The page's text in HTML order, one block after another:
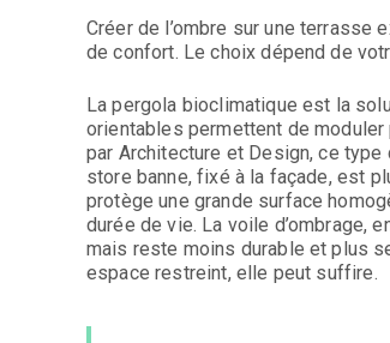
Créer de l’ombre sur une
de confort. Le choix dépend de
La pergola bioclimatique est la
orientables permettent de
par Architecture et Design, ce type
store banne, fixé à la façade, est
protège une grande surface
durée de vie. La voile d’ombrage,
mais reste moins durable et plus
espace restreint, elle peut suffire.